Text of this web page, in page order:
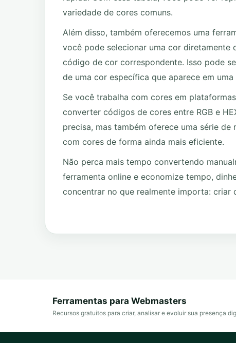
variedade de cores comuns.
Além disso, também oferecemos uma
você pode selecionar uma cor diretamente
código de cor correspondente. Isso pode
de uma cor específica que aparece em
Se você trabalha com cores em
converter códigos de cores entre RGB e
precisa, mas também oferece uma série
com cores de forma ainda mais eficiente.
Não perca mais tempo convertendo
ferramenta online e economize tempo,
concentrar no que realmente importa:
Ferramentas para Webmasters
Recursos gratuitos para criar, analisar e evoluir sua presença